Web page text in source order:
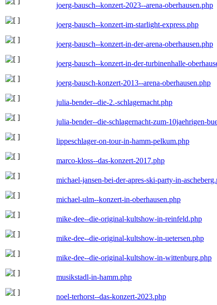
joerg-bausch--konzert-2023--arena-oberhausen.php
joerg-bausch--konzert-im-starlight-express.php
joerg-bausch--konzert-in-der-arena-oberhausen.php
joerg-bausch--konzert-in-der-turbinenhalle-
joerg-bausch-konzert-2013--arena-oberhausen.php
julia-bender--die-2.-schlagernacht.php
julia-bender--die-schlagernacht-zum-10jaehrigen-
lippeschlager-on-tour-in-hamm-pelkum.php
marco-kloss--das-konzert-2017.php
michael-jansen-bei-der-apres-ski-party-in-
michael-ulm--konzert-in-oberhausen.php
mike-dee--die-original-kultshow-in-reinfeld.php
mike-dee--die-original-kultshow-in-uetersen.php
mike-dee--die-original-kultshow-in-wittenburg.php
musikstadl-in-hamm.php
noel-terhorst--das-konzert-2023.php